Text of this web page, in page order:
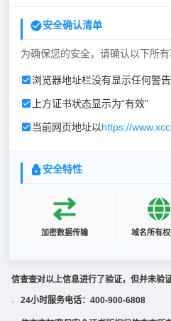
安全确认清单
为确保您的安全，请确认以下所有
浏览器地址栏没有显示任何警
上方证书状态显示为“有效”
当前网页地址以https://
安全特性
加密数据传输 域名所有
信查查对以上信息进行了验证，但并未验
· 24小时服务电话：400-900-6808